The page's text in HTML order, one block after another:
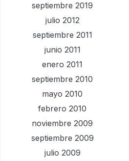
septiembre 2019
julio 2012
septiembre 2011
junio 2011
enero 2011
septiembre 2010
mayo 2010
febrero 2010
noviembre 2009
septiembre 2009
julio 2009